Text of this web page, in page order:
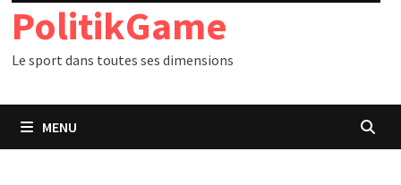
PolitikGame
Le sport dans toutes ses dimensions
MENU